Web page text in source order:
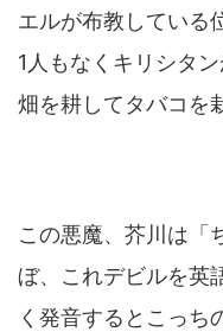
エルが布教している
1人もなくキリシタ
畑を耕してタバコを
この悪魔、芥川は「
ぼ、これデビルを英
く発音するとこっち